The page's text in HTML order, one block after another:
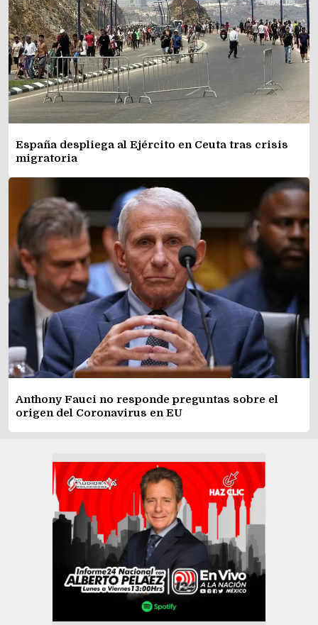
España despliega al Ejército en Ceuta tras crisis
migratoria
Anthony Fauci no responde preguntas sobre el
origen del Coronavirus en EU